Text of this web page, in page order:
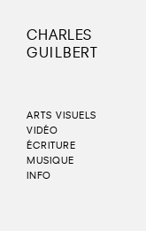
CHARLES
GUILBERT
ARTS VISUELS
VIDÉO
ÉCRITURE
MUSIQUE
INFO